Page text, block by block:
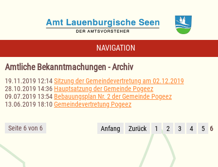
NAVIGATION
Amtliche Bekanntmachungen - Archiv
19.11.2019 12:14Sitzung der Gemeindevertretung am 02.12.2019
28.10.2019 14:36 Hauptsatzung der Gemeinde Pogeez
09.07.2019 13:54 Bebauungsplan Nr. 2 der Gemeinde Pogeez
13.06.2019 18:10 Gemeindevertretung Pogeez
Seite 6 von 6 Anfang Zurück 1 2 3 4 5 6